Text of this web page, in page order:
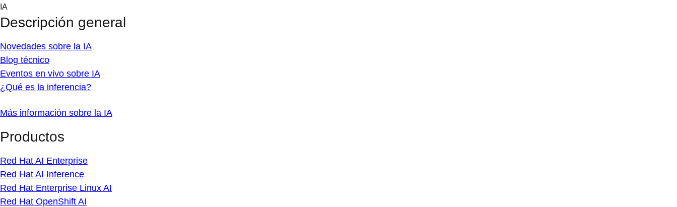
Skip
content
IA
Descripción general
Novedades sobre la IA
Blog técnico
Eventos en vivo sobre IA
¿Qué es la inferencia?
Más información sobre la IA
Productos
Red Hat AI Enterprise
Red Hat AI Inference
Red Hat Enterprise Linux AI
Red Hat OpenShift AI